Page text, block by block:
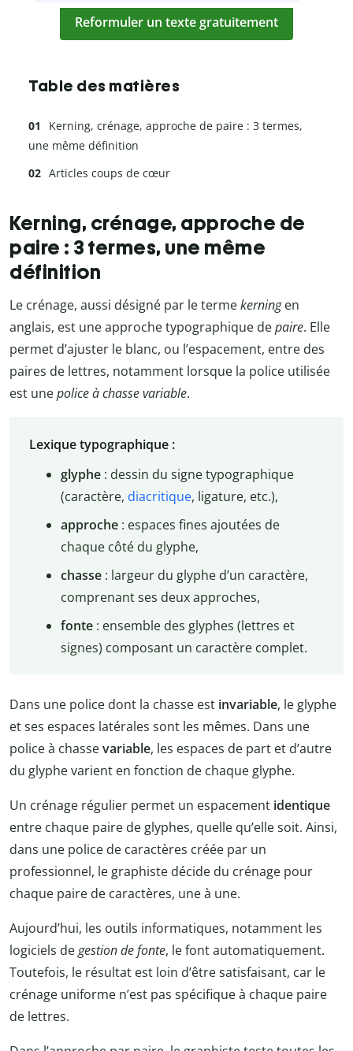
Reformuler un texte gratuitement
Table des matières
Kerning, crénage, approche de paire : 3 termes,
une même définition
Articles coups de cœur
Kerning, crénage, approche de
paire : 3 termes, une même
définition
Le crénage, aussi désigné par le termekerningen
anglais, est une approche typographique depaire. Elle
permet d’ajuster le blanc, ou l’espacement, entre des
paires de lettres, notamment lorsque la police utilisée
est unepolice à chasse variable.
Lexique typographique :
glyphe : dessin du signe typographique
(caractère, diacritique, ligature, etc.),
approche: espaces fines ajoutées de
chaque côté du glyphe,
chasse: largeur du glyphe d’un caractère,
comprenant ses deux approches,
fonte : ensemble des glyphes (lettres et
signes) composant un caractère complet.
Dans une police dont la chasse est invariable, le glyphe
et ses espaces latérales sont les mêmes. Dans une
police à chassevariable, les espaces de part et d’autre
du glyphe varient en fonction de chaque glyphe.
Un crénage régulier permet un espacement identique
entre chaque paire de glyphes, quelle qu’elle soit. Ainsi,
dans une police de caractères créée par un
professionnel, le graphiste décide du crénage pour
chaque paire de caractères, une à une.
Aujourd’hui, les outils informatiques, notamment les
logiciels degestion de fonte, le font automatiquement.
Toutefois, le résultat est loin d’être satisfaisant, car le
crénage uniforme n’est pas spécifique à chaque paire
de lettres.